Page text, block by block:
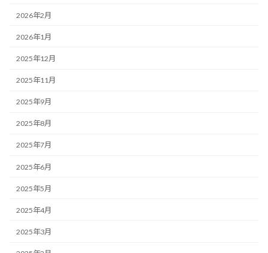
2026年2月
2026年1月
2025年12月
2025年11月
2025年9月
2025年8月
2025年7月
2025年6月
2025年5月
2025年4月
2025年3月